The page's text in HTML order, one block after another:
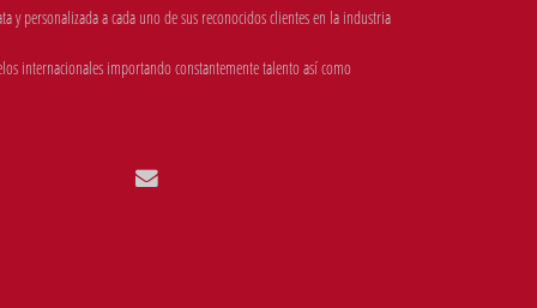
y personalizada a cada uno de sus reconocidos clientes en la industria
internacionales importando constantemente talento así como